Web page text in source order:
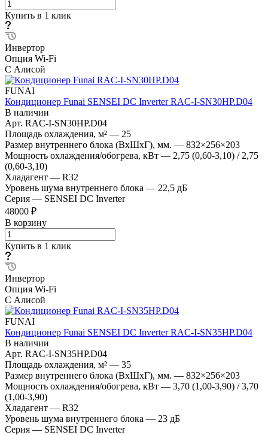
Купить в 1 клик
Инвертор
Опция Wi-Fi
С Алисой
FUNAI
Кондиционер Funai SENSEI DC Inverter RAC-I-SN30HP.D04
В наличии
Арт. RAC-I-SN30HP.D04
Площадь охлаждения, м² — 25
Размер внутреннего блока (ВхШхГ), мм. — 832×256×203
Мощность охлаждения/обогрева, кВт — 2,75 (0,60-3,10) / 2,75
(0,60-3,10)
Хладагент — R32
Уровень шума внутреннего блока — 22,5 дБ
Серия — SENSEI DC Inverter
48000 ₽
В корзину
Купить в 1 клик
Инвертор
Опция Wi-Fi
С Алисой
FUNAI
Кондиционер Funai SENSEI DC Inverter RAC-I-SN35HP.D04
В наличии
Арт. RAC-I-SN35HP.D04
Площадь охлаждения, м² — 35
Размер внутреннего блока (ВхШхГ), мм. — 832×256×203
Мощность охлаждения/обогрева, кВт — 3,70 (1,00-3,90) / 3,70
(1,00-3,90)
Хладагент — R32
Уровень шума внутреннего блока — 23 дБ
Серия — SENSEI DC Inverter